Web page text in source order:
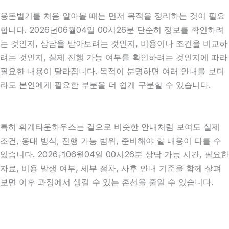
용돈벌기를 처음 알아볼 때는 먼저 목적을 정리하는 것이 필요
합니다. 2026년06월04일 00시26분 단순히 정보를 확인하려
는 것인지, 상담을 받아보려는 것인지, 비용이나 조건을 비교하
려는 것인지, 실제 진행 가능 여부를 확인하려는 것인지에 따라
필요한 내용이 달라집니다. 목적이 분명하면 여러 안내를 보더
라도 본인에게 필요한 부분을 더 쉽게 구분할 수 있습니다.
특히 휘게타운하우스는 겉으로 비슷한 안내처럼 보여도 실제
조건, 응대 방식, 진행 가능 범위, 준비해야 할 내용이 다를 수
있습니다. 2026년06월04일 00시26분 상담 가능 시간, 필요한
자료, 비용 발생 여부, 세부 절차, 사후 안내 기준을 함께 살펴
보면 이후 과정에서 생길 수 있는 혼선을 줄일 수 있습니다.